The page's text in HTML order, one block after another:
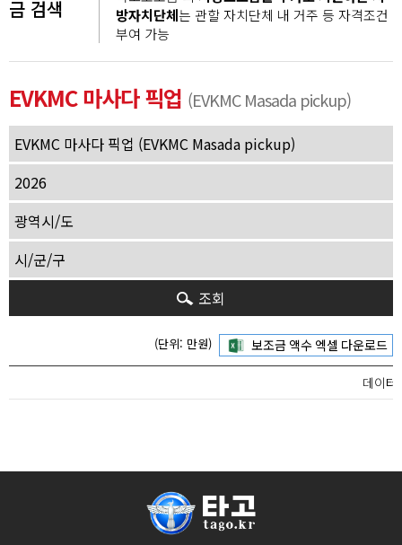
금 검색
방자치단체는 관할 자치단체 내 거주 등 자격조건
부여 가능
EVKMC 마사다 픽업 (EVKMC Masada pickup)
조회
(단위: 만원)
데이터